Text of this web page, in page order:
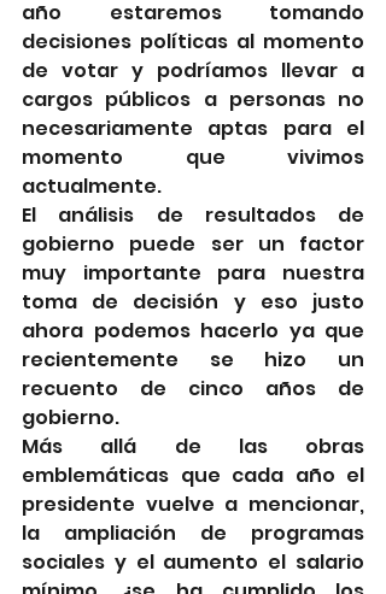
año estaremos tomando
decisiones políticas al momento
de votar y podríamos llevar a
cargos públicos a personas no
necesariamente aptas para el
momento que vivimos
actualmente.
El análisis de resultados de
gobierno puede ser un factor
muy importante para nuestra
toma de decisión y eso justo
ahora podemos hacerlo ya que
recientemente se hizo un
recuento de cinco años de
gobierno.
Más allá de las obras
emblemáticas que cada año el
presidente vuelve a mencionar,
la ampliación de programas
sociales y el aumento el salario